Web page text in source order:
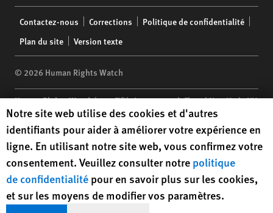
menu
Contactez-nous Corrections
Politique de confidentialité
Plan du site
Version texte
© 2026 Human Rights Watch
Human Rights Watch| 350 Fifth Avenue, 34th Floor | New York,NY
10118-3299USA |t1.212.290.4700
Human Rights Watchis a 501(C)(3) nonprofit registered in the US
under EIN: 13-2875808
Human Rights Watch cookie preferences
Notre site web utilise des cookies et d'autres
identifiants pour aider à améliorer votre expérience en
ligne. En utilisant notre site web, vous confirmez votre
consentement. Veuillez consulter notre politique
de confidentialité pour en savoir plus sur les cookies,
et sur les moyens de modifier vos paramètres.